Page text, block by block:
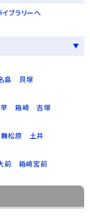
ブラリーへ
島
貝塚
箱崎
吉塚
舞松原
土井
前 箱崎宮前